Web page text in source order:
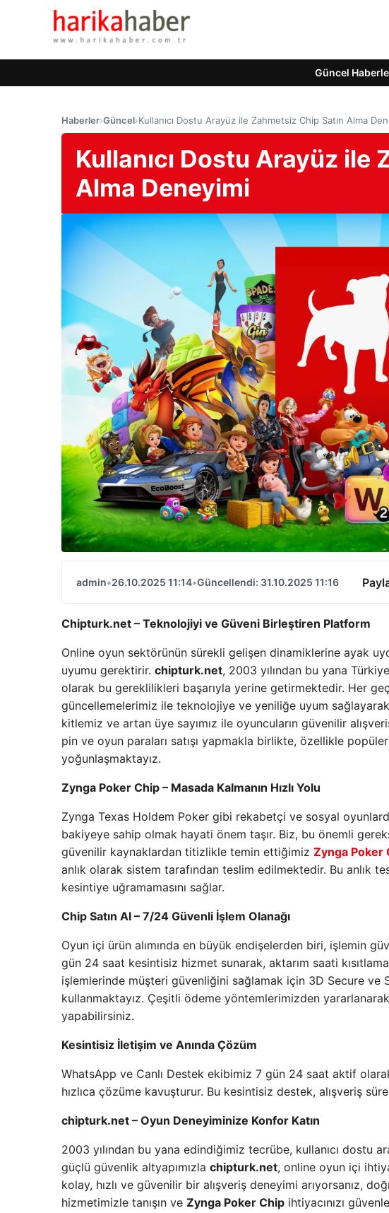
Güncel
Haberler›Güncel›Kullanıcı Dostu Arayüz ile Zahmetsiz Chip Satın Alma
Kullanıcı Dostu Arayüz ile
Alma Deneyimi
admin•26.10.2025 11:14•Güncellendi: 31.10.2025 11:16
Chipturk.net – Teknolojiyi ve Güveni Birleştiren Platform
Online oyun sektörünün sürekli gelişen dinamiklerine ayak
uyumu gerektirir. chipturk.net, 2003 yılından bu yana
olarak bu gereklilikleri başarıyla yerine getirmektedir. Her
güncellemelerimiz ile teknolojiye ve yeniliğe uyum
kitlemiz ve artan üye sayımız ile oyuncuların güvenilir
pin ve oyun paraları satışı yapmakla birlikte, özellikle popüler
yoğunlaşmaktayız.
Zynga Poker Chip – Masada Kalmanın Hızlı Yolu
Zynga Texas Holdem Poker gibi rekabetçi ve sosyal
bakiyeye sahip olmak hayati önem taşır. Biz, bu önemli
güvenilir kaynaklardan titizlikle temin ettiğimiz Zynga Poker
anlık olarak sistem tarafından teslim edilmektedir. Bu anlık
kesintiye uğramamasını sağlar.
Chip Satın Al – 7/24 Güvenli İşlem Olanağı
Oyun içi ürün alımında en büyük endişelerden biri, işlemin
gün 24 saat kesintisiz hizmet sunarak, aktarım saati
işlemlerinde müşteri güvenliğini sağlamak için 3D Secure ve
kullanmaktayız. Çeşitli ödeme yöntemlerimizden
yapabilirsiniz.
Kesintisiz İletişim ve Anında Çözüm
WhatsApp ve Canlı Destek ekibimiz 7 gün 24 saat aktif
hızlıca çözüme kavuşturur. Bu kesintisiz destek, alışveriş
chipturk.net – Oyun Deneyiminize Konfor Katın
2003 yılından bu yana edindiğimiz tecrübe, kullanıcı dostu
güçlü güvenlik altyapımızla chipturk.net, online oyun içi
kolay, hızlı ve güvenilir bir alışveriş deneyimi arıyorsanız,
hizmetimizle tanışın ve Zynga Poker Chip ihtiyacınızı